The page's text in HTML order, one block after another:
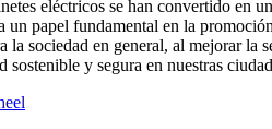
eléctricos se han convertido en
papel fundamental en la
sociedad en general, al mejorar
y segura en nuestras